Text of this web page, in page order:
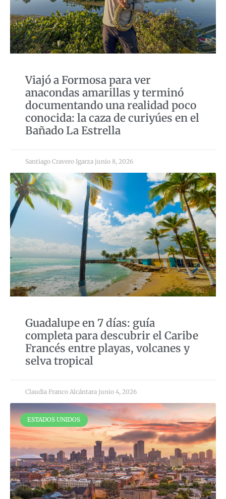
Viajó a Formosa para ver
anacondas amarillas y terminó
documentando una realidad poco
conocida: la caza de curiyúes en el
Bañado La Estrella
Santiago Cravero Igarza junio 8, 2026
Guadalupe en 7 días: guía
completa para descubrir el Caribe
Francés entre playas, volcanes y
selva tropical
Claudia Franco Alcántara junio 4, 2026
ESTADOS UNIDOS